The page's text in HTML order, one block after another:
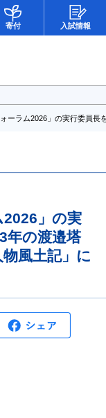
寄付 入試情報
ォーラム2026」の実行委員
2026」の実
年の渡邉塔
風土記」に